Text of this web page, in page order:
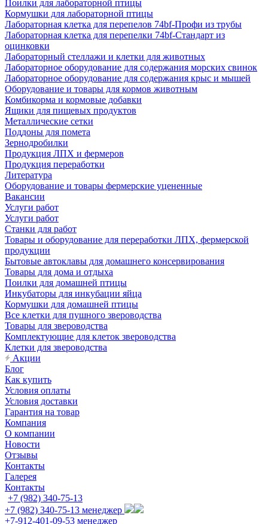
Поилки для лабораторной птицы
Кормушки для лабораторной птицы
Лабораторная клетка для перепелов 74bf-Профи из трубы
Лабораторная клетка для перепелки 74bf-Стандарт из
оцинковки
Лабораторный стеллажи и клетки для животных
Лабораторное оборудование для содержания морских свинок
Лабораторное оборудование для содержания крыс и мышей
Оборудование и товары для кормов животным
Комбикорма и кормовые добавки
Ящики для пищевых продуктов
Металлические сетки
Поддоны для помета
Зернодробилки
Продукция ЛПХ и фермеров
Продукция переработки
Литература
Оборудование и товары фермерские уцененные
Вакансии
Услуги работ
Услуги работ
Станки для работ
Товары и оборудование для переработки ЛПХ, фермерской
продукции
Бытовые автоклавы для домашнего консервирования
Товары для дома и отдыха
Поилки для домашней птицы
Инкубаторы для инкубации яйца
Кормушки для домашней птицы
Все клетки для пушного звероводства
Товары для звероводства
Комплектующие для клеток звероводства
Клетки для звероводства
Акции
Блог
Как купить
Условия оплаты
Условия доставки
Гарантия на товар
Компания
О компании
Новости
Отзывы
Контакты
Галерея
Контакты
+7 (982) 340-75-13
+7 (982) 340-75-13 менеджер
+7-912-401-09-53 менеджер